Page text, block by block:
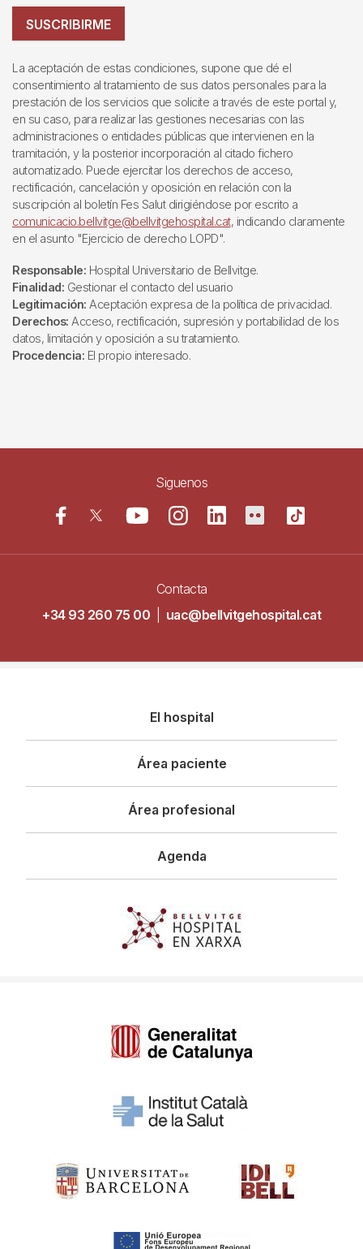
SUSCRIBIRME
La aceptación de estas condiciones, supone que dé el
consentimiento al tratamiento de sus datos personales para la
prestación de los servicios que solicite a través de este portal y,
en su caso, para realizar las gestiones necesarias con las
administraciones o entidades públicas que intervienen en la
tramitación, y la posterior incorporación al citado fichero
automatizado. Puede ejercitar los derechos de acceso,
rectificación, cancelación y oposición en relación con la
suscripción al boletín Fes Salut dirigiéndose por escrito a
comunicacio.bellvitge@bellvitgehospital.cat, indicando claramente
en el asunto "Ejercicio de derecho LOPD".
Responsable: Hospital Universitario de Bellvitge.
Finalidad: Gestionar el contacto del usuario
Legitimación: Aceptación expresa de la política de privacidad.
Derechos: Acceso, rectificación, supresión y portabilidad de los
datos, limitación y oposición a su tratamiento.
Procedencia: El propio interesado.
Siguenos
Contacta
+34 93 260 75 00
uac@bellvitgehospital.cat
principal
El hospital
Área paciente
Área profesional
Agenda